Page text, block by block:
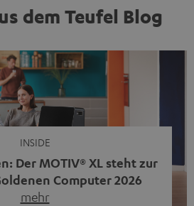
dem Teufel Blog
INSIDE
Der MOTIV® XL steht zur
Computer 2026
mehr